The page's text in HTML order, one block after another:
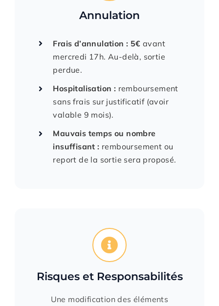
Annulation
Frais d’annulation : 5€ avant
mercredi 17h. Au-delà, sortie
perdue.
Hospitalisation : remboursement
sans frais sur justificatif (avoir
valable 9 mois).
Mauvais temps ou nombre
insuffisant : remboursement ou
report de la sortie sera proposé.
Risques et Responsabilités
Une modification des éléments